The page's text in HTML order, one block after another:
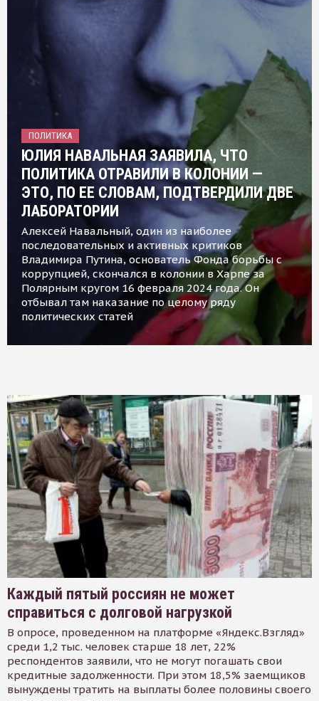
ПОЛИТИКА
ЮЛИЯ НАВАЛЬНАЯ ЗАЯВИЛА, ЧТО
ПОЛИТИКА ОТРАВИЛИ В КОЛОНИИ —
ЭТО, ПО ЕЕ СЛОВАМ, ПОДТВЕРДИЛИ ДВЕ
ЛАБОРАТОРИИ
Алексей Навальный, один из наиболее
последовательных и активных критиков
Владимира Путина, основатель Фонда борьбы с
коррупцией, скончался в колонии в Харпе за
Полярным кругом 16 февраля 2024 года. Он
отбывал там наказание по целому ряду
политических статей
Каждый пятый россиян не может
справиться с долговой нагрузкой
В опросе, проведенном на платформе «Яндекс.Взгляд»
среди 1,2 тыс. человек старше 18 лет, 22%
респондентов заявили, что не могут погашать свои
кредитные задолженности. При этом 18,5% заемщиков
вынуждены тратить на выплаты более половины своего